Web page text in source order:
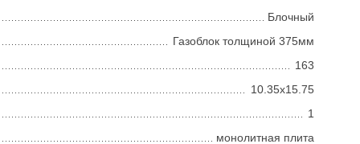
Блочный
Газоблок толщиной 375мм
163
10.35х15.75
1
монолитная плита